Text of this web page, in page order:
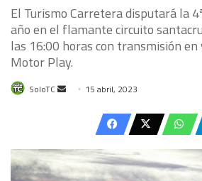
El Turismo Carretera disputará la
año en el flamante circuito
las 16:00 horas con transmisión en
Motor Play.
SoloTC
Send 15 abril, 2023